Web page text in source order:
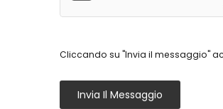
Cliccando su "Invia il messaggio"
Invia Il Messaggio